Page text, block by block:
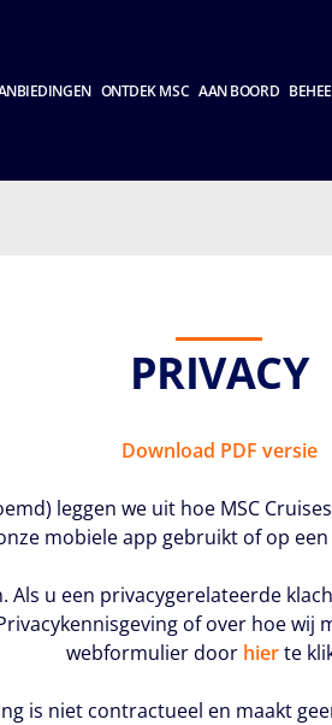
ONTDEK MSC AAN BOORD
PRIVACY
Download PDF versie
leggen we uit hoe MSC
mobiele app gebruikt of op
Als u een privacygerelateerde
of over hoe
webformulier door hierte
is niet contractueel en maakt